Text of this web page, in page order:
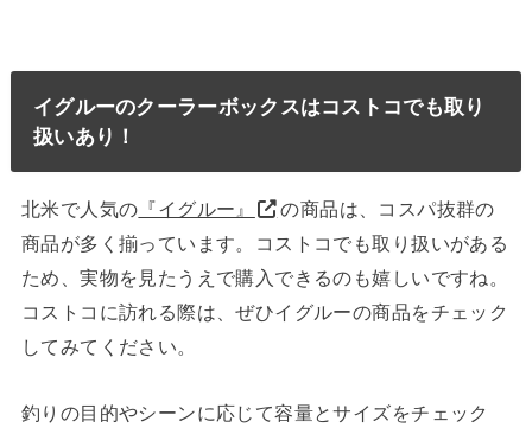
イグルーのクーラーボックスはコストコでも取り
扱いあり！
北米で人気の 『イグルー』
の商品は、コスパ抜群の
商品が多く揃っています。コストコでも取り扱いがある
ため、実物を見たうえで購入できるのも嬉しいですね。
コストコに訪れる際は、ぜひイグルーの商品をチェック
してみてください。
釣りの目的やシーンに応じて容量とサイズをチェック